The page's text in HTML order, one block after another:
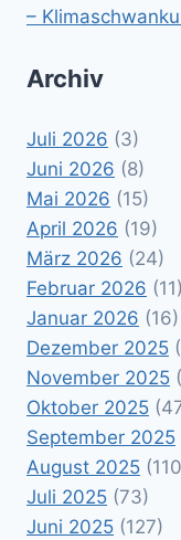
–
Archiv
Juli 2026 (3)
Juni 2026 (8)
Mai 2026 (15)
April 2026 (19)
März 2026 (24)
Februar 2026 (11)
Januar 2026 (16)
Dezember 2025
November 2025
Oktober 2025
September 2025
August 2025
Juli 2025 (73)
Juni 2025 (127)